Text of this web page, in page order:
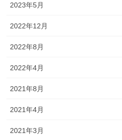
2023年5月
2022年12月
2022年8月
2022年4月
2021年8月
2021年4月
2021年3月